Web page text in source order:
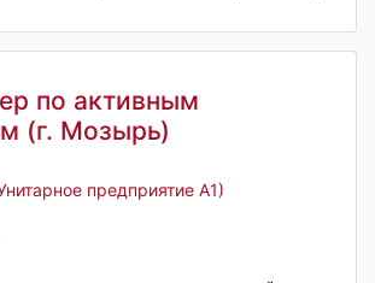
по активным
(г. Мозырь)
предприятие А1)